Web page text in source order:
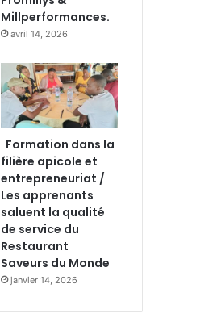
Millperformances.
avril 14, 2026
Formation dans la
filière apicole et
entrepreneuriat /
Les apprenants
saluent la qualité
de service du
Restaurant
Saveurs du Monde
janvier 14, 2026